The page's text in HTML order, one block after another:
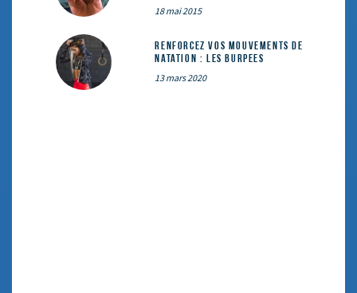
18 mai 2015
Renforcez vos mouvements de
natation : les Burpees
13 mars 2020